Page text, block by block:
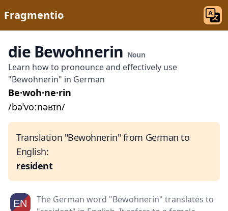
Fragmentio
die Bewohnerin Noun
Learn how to pronounce and effectively use
"Bewohnerin" in German
Be·woh·ne·rin
/bəˈvoːnəʁɪn/
Translation "Bewohnerin" from German to
English:
resident
The German word "Bewohnerin" translates to